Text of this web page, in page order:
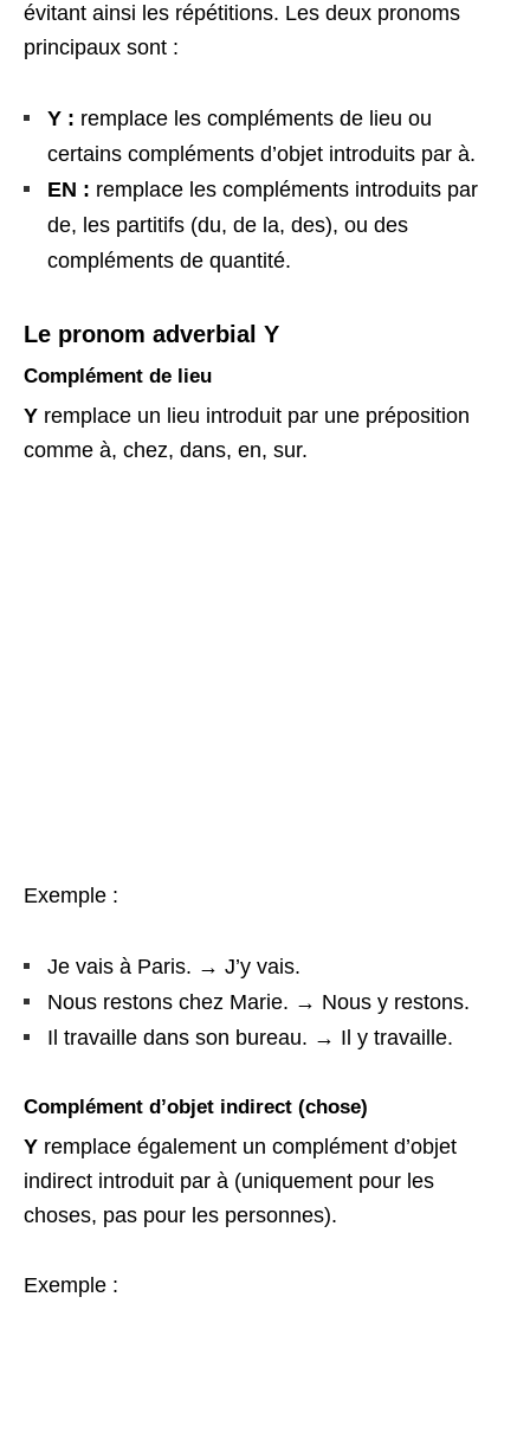
évitant ainsi les répétitions. Les deux pronoms
principaux sont :
Y : remplace les compléments de lieu ou
certains compléments d’objet introduits par à.
EN : remplace les compléments introduits par
de, les partitifs (du, de la, des), ou des
compléments de quantité.
Le pronom adverbial Y
Complément de lieu
Y remplace un lieu introduit par une préposition
comme à, chez, dans, en, sur.
Exemple :
Je vais à Paris. → J’y vais.
Nous restons chez Marie. → Nous y restons.
Il travaille dans son bureau. → Il y travaille.
Complément d’objet indirect (chose)
Y remplace également un complément d’objet
indirect introduit par à (uniquement pour les
choses, pas pour les personnes).
Exemple :